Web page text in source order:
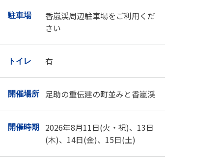
駐車場
香嵐渓周辺駐車場をご利用くだ
さい
トイレ 有
開催場所 足助の重伝建の町並みと香嵐渓
開催時期
2026年8月11日(火・祝)、13日
(木)、14日(金)、15日(土)